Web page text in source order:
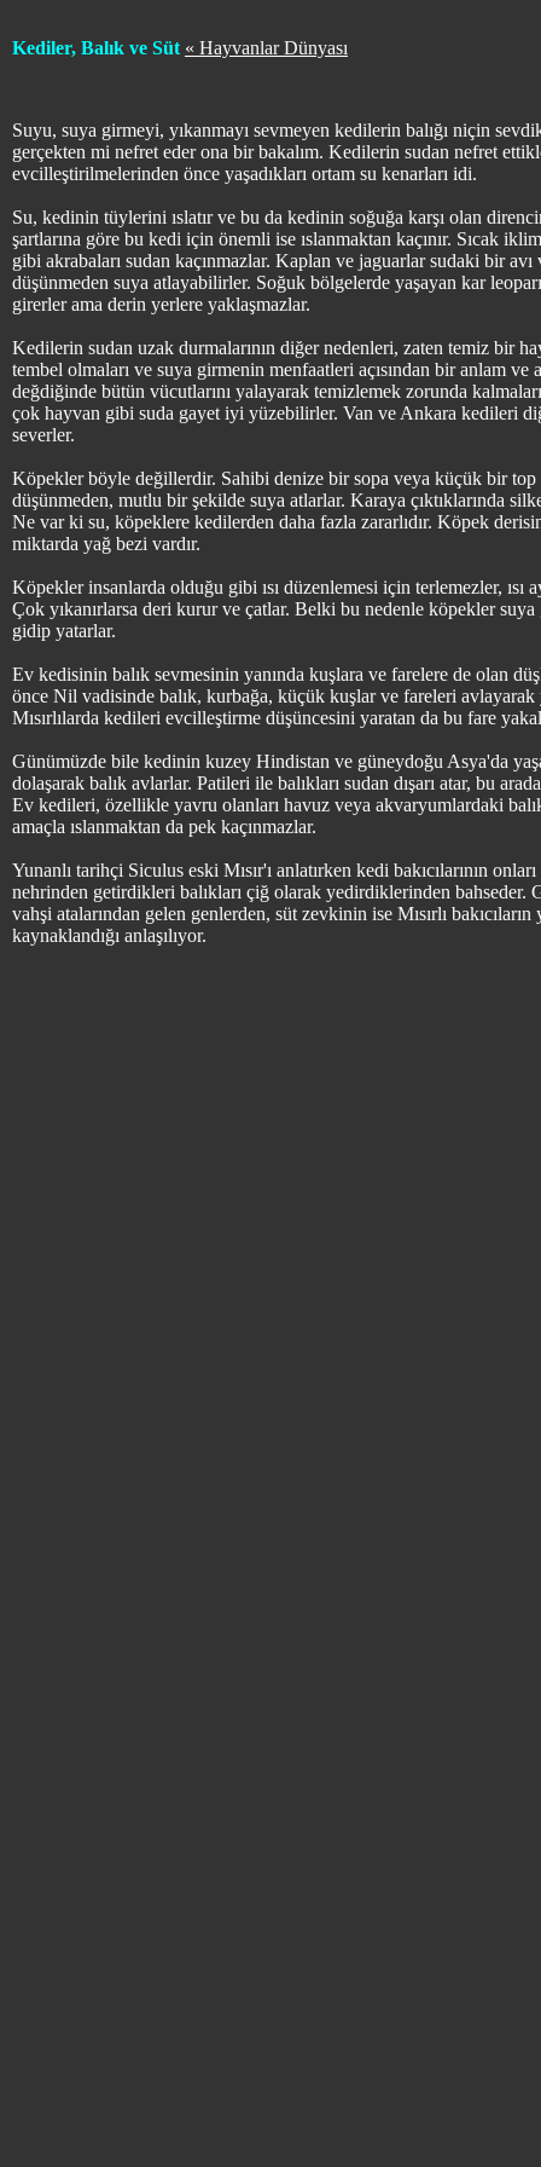
Kediler, Balık ve Süt « Hayvanlar Dünyası
Suyu, suya girmeyi, yıkanmayı sevmeyen kedilerin balığı niçin
gerçekten mi nefret eder ona bir bakalım. Kedilerin sudan nefret
evcilleştirilmelerinden önce yaşadıkları ortam su kenarları idi.
Su, kedinin tüylerini ıslatır ve bu da kedinin soğuğa karşı olan
şartlarına göre bu kedi için önemli ise ıslanmaktan kaçınır. Sıcak
gibi akrabaları sudan kaçınmazlar. Kaplan ve jaguarlar sudaki bir
düşünmeden suya atlayabilirler. Soğuk bölgelerde yaşayan kar
girerler ama derin yerlere yaklaşmazlar.
Kedilerin sudan uzak durmalarının diğer nedenleri, zaten temiz bir
tembel olmaları ve suya girmenin menfaatleri açısından bir anlam ve
değdiğinde bütün vücutlarını yalayarak temizlemek zorunda
çok hayvan gibi suda gayet iyi yüzebilirler. Van ve Ankara kedileri
severler.
Köpekler böyle değillerdir. Sahibi denize bir sopa veya küçük bir top
düşünmeden, mutlu bir şekilde suya atlarlar. Karaya çıktıklarında
Ne var ki su, köpeklere kedilerden daha fazla zararlıdır. Köpek
miktarda yağ bezi vardır.
Köpekler insanlarda olduğu gibi ısı düzenlemesi için terlemezler, ısı
Çok yıkanırlarsa deri kurur ve çatlar. Belki bu nedenle köpekler
gidip yatarlar.
Ev kedisinin balık sevmesinin yanında kuşlara ve farelere de olan
önce Nil vadisinde balık, kurbağa, küçük kuşlar ve fareleri avlayarak
Mısırlılarda kedileri evcilleştirme düşüncesini yaratan da bu fare
Günümüzde bile kedinin kuzey Hindistan ve güneydoğu Asya'da
dolaşarak balık avlarlar. Patileri ile balıkları sudan dışarı atar, bu
Ev kedileri, özellikle yavru olanları havuz veya akvaryumlardaki
amaçla ıslanmaktan da pek kaçınmazlar.
Yunanlı tarihçi Siculus eski Mısır'ı anlatırken kedi bakıcılarının
nehrinden getirdikleri balıkları çiğ olarak yedirdiklerinden bahseder.
vahşi atalarından gelen genlerden, süt zevkinin ise Mısırlı bakıcıların
kaynaklandığı anlaşılıyor.